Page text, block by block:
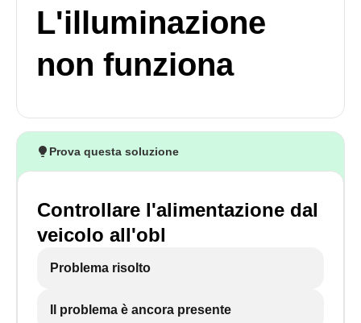
L'illuminazione
non funziona
Prova questa soluzione
Controllare l'alimentazione dal
veicolo all'obl
Problema risolto
Il problema è ancora presente